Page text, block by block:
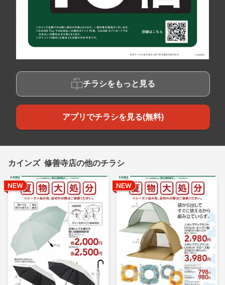
チラシをもっと見る
アプリでチラシを見る(無料)
カインズ 修善寺店の他のチラシ